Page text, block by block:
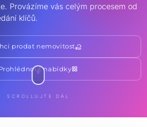
Provázíme vás celým procesem od
klíčů.
prodat nemovitostreal_estate_agent
nabídkygrid_view
SCROLLUJTE DÁL